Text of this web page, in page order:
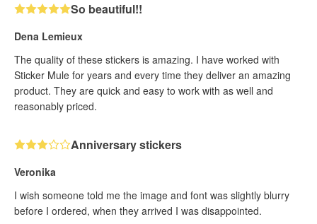
So beautiful!!
Dena Lemieux
The quality of these stickers is amazing. I have worked with
Sticker Mule for years and every time they deliver an amazing
product. They are quick and easy to work with as well and
reasonably priced.
Anniversary stickers
Veronika
I wish someone told me the image and font was slightly blurry
before I ordered, when they arrived I was disappointed.